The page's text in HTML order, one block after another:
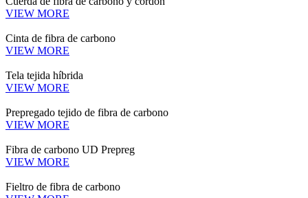
VIEW MORE
Cinta de fibra de carbono
VIEW MORE
Tela tejida híbrida
VIEW MORE
Prepregado tejido de fibra de carbono
VIEW MORE
Fibra de carbono UD Prepreg
VIEW MORE
Fieltro de fibra de carbono